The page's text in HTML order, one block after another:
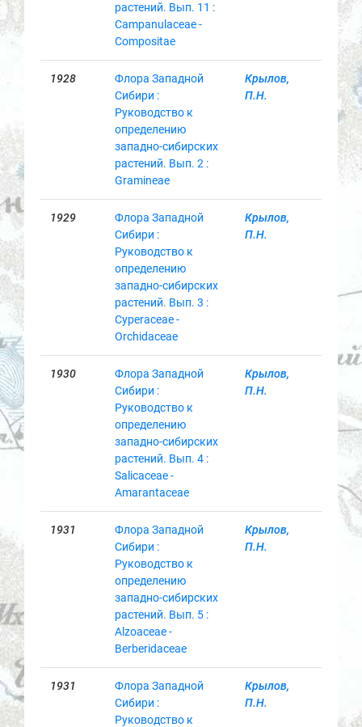
растений. Вып. 11 :
Campanulaceae -
Compositae
1928
Флора Западной
Сибири :
Руководство к
определению
западно-сибирских
растений. Вып. 2 :
Gramineae
Крылов,
П.Н.
1929
Флора Западной
Сибири :
Руководство к
определению
западно-сибирских
растений. Вып. 3 :
Cyperaceae -
Orchidaceae
Крылов,
П.Н.
1930
Флора Западной
Сибири :
Руководство к
определению
западно-сибирских
растений. Вып. 4 :
Salicaceae -
Amarantaceae
Крылов,
П.Н.
1931
Флора Западной
Сибири :
Руководство к
определению
западно-сибирских
растений. Вып. 5 :
Alzoaceae -
Berberidaceae
Крылов,
П.Н.
1931
Флора Западной
Сибири :
Руководство к
Крылов,
П.Н.